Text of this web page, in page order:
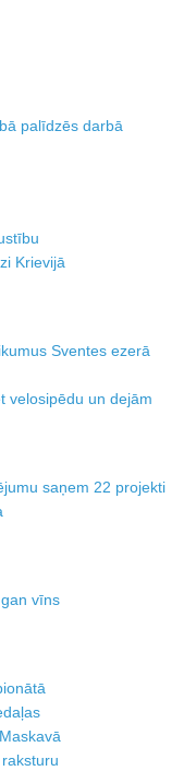
palīdzēs darbā
Krievijā
Sventes ezerā
velosipēdu un dejām
saņem 22 projekti
vīns